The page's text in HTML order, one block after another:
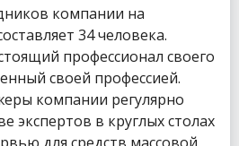
компании на
34 человека.
профессионал своего
своей профессией.
компании регулярно
экспертов в круглых столах